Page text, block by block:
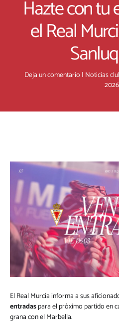
Hazte con tu
el Real
Deja un comentario | Noticias
2026
El Real Murcia informa a sus
entradaspara el próximo partido en
grana con el Marbella.